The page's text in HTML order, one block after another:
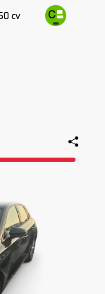
cv